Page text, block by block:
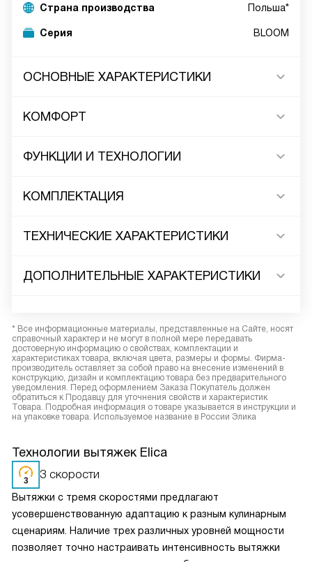
Страна производства Польша*
Серия BLOOM
ОСНОВНЫЕ ХАРАКТЕРИСТИКИ
КОМФОРТ
ФУНКЦИИ И ТЕХНОЛОГИИ
КОМПЛЕКТАЦИЯ
ТЕХНИЧЕСКИЕ ХАРАКТЕРИСТИКИ
ДОПОЛНИТЕЛЬНЫЕ ХАРАКТЕРИСТИКИ
* Все информационные материалы, представленные на Сайте, носят
справочный характер и не могут в полной мере передавать
достоверную информацию о свойствах, комплектации и
характеристиках товара, включая цвета, размеры и формы. Фирма-
производитель оставляет за собой право на внесение изменений в
конструкцию, дизайн и комплектацию товара без предварительного
уведомления. Перед оформлением Заказа Покупатель должен
обратиться к Продавцу для уточнения свойств и характеристик
Товара. Подробная информация о товаре указывается в инструкции и
на упаковке товара. Используемое название в России Элика
Технологии вытяжек Elica
3 скорости
Вытяжки с тремя скоростями предлагают
усовершенствованную адаптацию к разным кулинарным
сценариям. Наличие трех различных уровней мощности
позволяет точно настраивать интенсивность вытяжки